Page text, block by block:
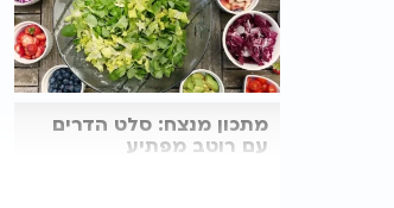
מתכון מנצח: סלט הדרים
עם רוטב מפתיע